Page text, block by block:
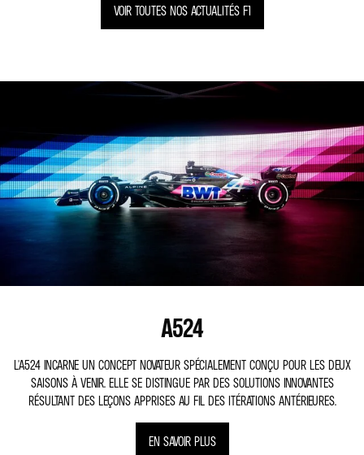
VOIR TOUTES NOS ACTUALITÉS F1
A524
L'A524 INCARNE UN CONCEPT NOVATEUR SPÉCIALEMENT CONÇU POUR LES DEUX
SAISONS À VENIR. ELLE SE DISTINGUE PAR DES SOLUTIONS INNOVANTES
RÉSULTANT DES LEÇONS APPRISES AU FIL DES ITÉRATIONS ANTÉRIEURES.
EN SAVOIR PLUS